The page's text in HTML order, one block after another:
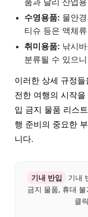
품과 달리 산업
수영용품: 물안
티슈 등은 액체
취미용품: 낚시
분류될 수 있으
이러한 상세 규정
전한 여행의 시작
입 금지 물품 리스
행 준비의 중요한
니다.
기내 반입
기내
금지 물품, 휴대
클